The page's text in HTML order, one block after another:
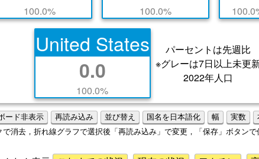
100.0% 100.0%
United States
0.0
100.0%
パーセントは先週比
※グレーは7日以上未更
2022年人口
ード非表示 再読み込み 並び替え 国名を日本語化 幅 実数
で消去，折れ線グラフで選択後「再読み込み」で変更，「保存」ボタンで